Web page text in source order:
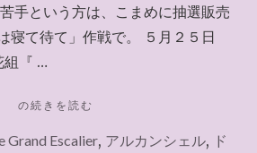
手という方は、こまめに抽選販売
寝て待て」作戦で。 ５月２５日
『 …
"今
末
の続きを読む
Grand Escalier, アルカンシェル, ド